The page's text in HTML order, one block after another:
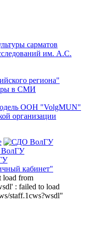
сарматов
им. А.С.
региона"
в СМИ
ООН "VolgMUN"
организации
ВолГУ
кабинет"
load from
: failed to load
staff.1cws?wsdl"